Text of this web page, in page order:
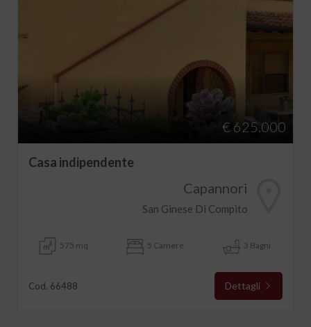
€ 625.000
Casa indipendente
Capannori
San Ginese Di Compito
575 mq 5 Camere 3 Bagni
Cod. 66488 Dettagli